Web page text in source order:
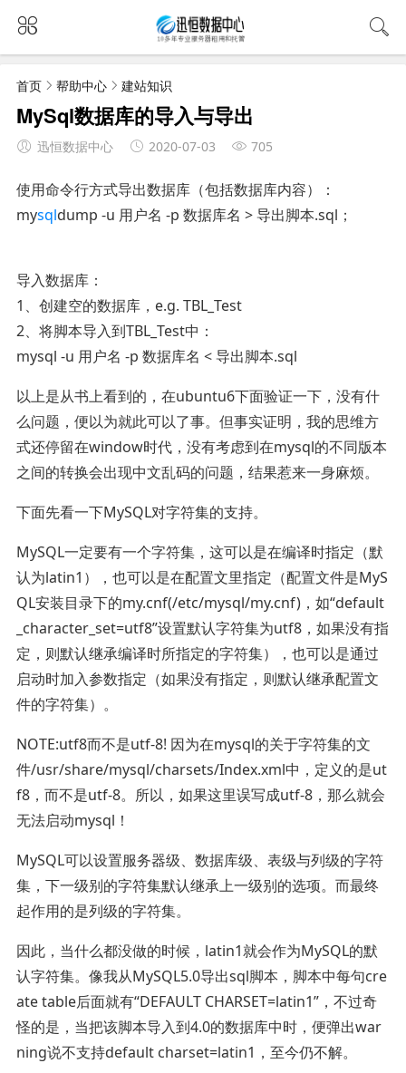
首页 帮助中心 建站知识
MySql数据库的导入与导出
迅恒数据中心 2020-07-03 705
使用命令行方式导出数据库（包括数据库内容）：
mysqldump -u 用户名 -p 数据库名 > 导出脚本.sql；
导入数据库：
1、创建空的数据库，e.g. TBL_Test
2、将脚本导入到TBL_Test中：
mysql -u 用户名 -p 数据库名 < 导出脚本.sql
以上是从书上看到的，在ubuntu6下面验证一下，没有什
么问题，便以为就此可以了事。但事实证明，我的思维方
式还停留在window时代，没有考虑到在mysql的不同版本
之间的转换会出现中文乱码的问题，结果惹来一身麻烦。
下面先看一下MySQL对字符集的支持。
MySQL一定要有一个字符集，这可以是在编译时指定（默
认为latin1），也可以是在配置文里指定（配置文件是MyS
QL安装目录下的my.cnf(/etc/mysql/my.cnf)，如“default
_character_set=utf8”设置默认字符集为utf8，如果没有指
定，则默认继承编译时所指定的字符集），也可以是通过
启动时加入参数指定（如果没有指定，则默认继承配置文
件的字符集）。
NOTE:utf8而不是utf-8! 因为在mysql的关于字符集的文
件/usr/share/mysql/charsets/Index.xml中，定义的是ut
f8，而不是utf-8。所以，如果这里误写成utf-8，那么就会
无法启动mysql！
MySQL可以设置服务器级、数据库级、表级与列级的字符
集，下一级别的字符集默认继承上一级别的选项。而最终
起作用的是列级的字符集。
因此，当什么都没做的时候，latin1就会作为MySQL的默
认字符集。像我从MySQL5.0导出sql脚本，脚本中每句cre
ate table后面就有“DEFAULT CHARSET=latin1”，不过奇
怪的是，当把该脚本导入到4.0的数据库中时，便弹出war
ning说不支持default charset=latin1，至今仍不解。